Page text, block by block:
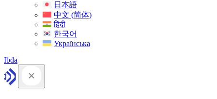
日本語
中文 (简体)
हिंदी
한국어
Українська
Ibda